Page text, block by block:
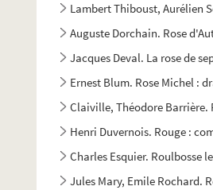
Lambert Thiboust, Aurélien
Auguste Dorchain. Rose
Jacques Deval. La rose de
Ernest Blum. Rose Michel :
Claiville, Théodore Barrière.
Henri Duvernois. Rouge :
Charles Esquier. Roulbosse
Jules Mary, Emile Rochard.